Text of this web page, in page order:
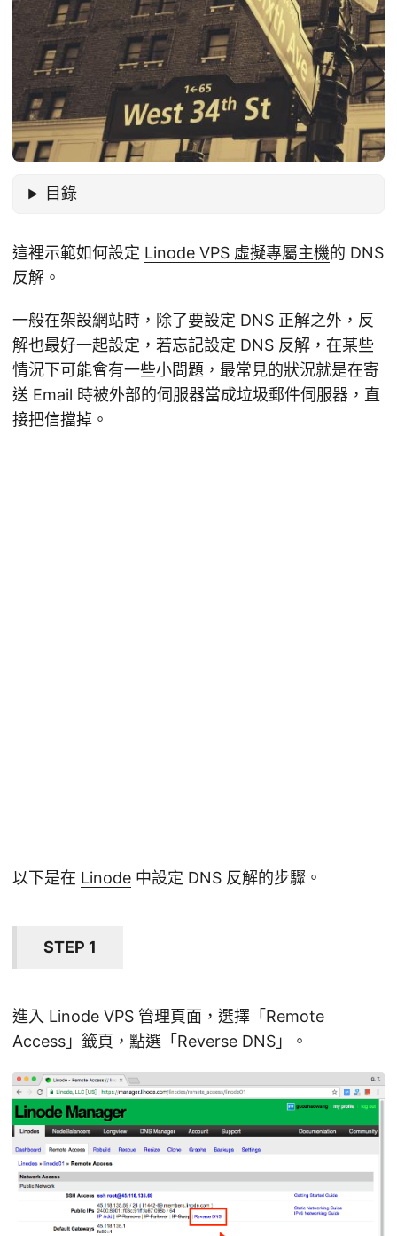
目錄
這裡示範如何設定 Linode VPS 虛擬專屬主機的 DNS
反解。
一般在架設網站時，除了要設定 DNS 正解之外，反
解也最好一起設定，若忘記設定 DNS 反解，在某些
情況下可能會有一些小問題，最常見的狀況就是在寄
送 Email 時被外部的伺服器當成垃圾郵件伺服器，直
接把信擋掉。
以下是在 Linode 中設定 DNS 反解的步驟。
STEP 1
進入 Linode VPS 管理頁面，選擇「Remote
Access」籤頁，點選「Reverse DNS」。